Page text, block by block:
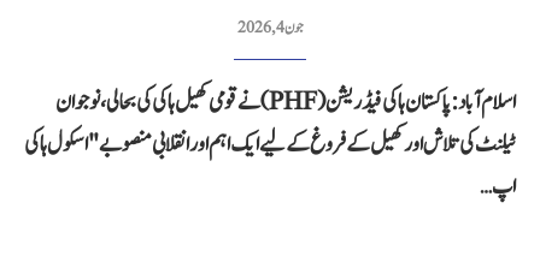
جون 4, 2026
اسلام آباد: پاکستان ہاکی فیڈریشن (PHF) نے قومی کھیل ہاکی کی بحالی، نوجوان
ٹیلنٹ کی تلاش اور کھیل کے فروغ کے لیے ایک اہم اور انقلابی منصوبے "اسکول ہاکی
اپ…